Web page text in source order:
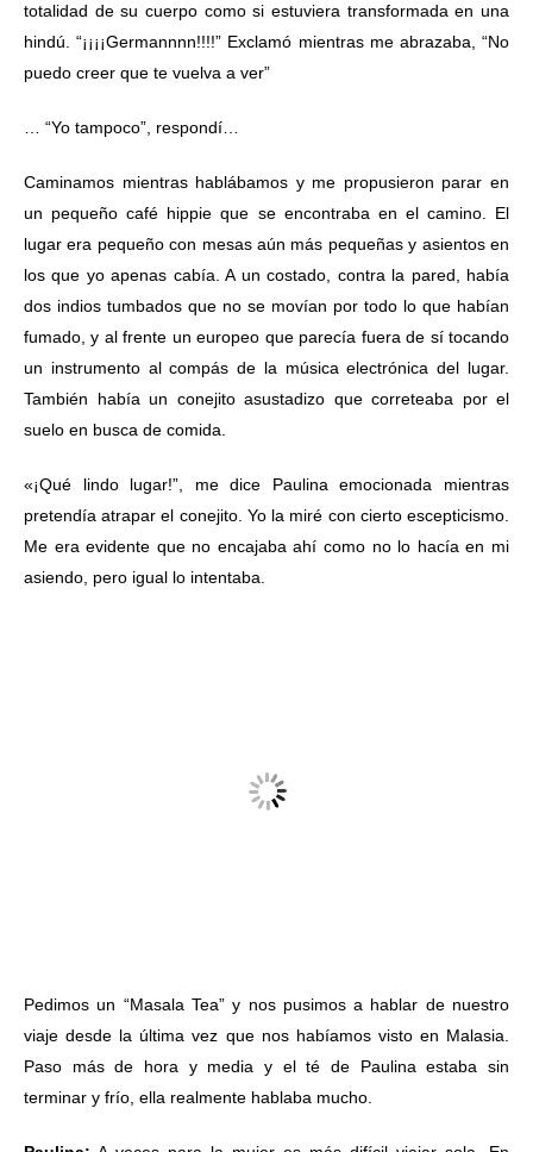
totalidad de su cuerpo como si estuviera transformada en una
hindú. “¡¡¡¡Germannnn!!!!” Exclamó mientras me abrazaba, “No
puedo creer que te vuelva a ver”
… “Yo tampoco”, respondí…
Caminamos mientras hablábamos y me propusieron parar en
un pequeño café hippie que se encontraba en el camino. El
lugar era pequeño con mesas aún más pequeñas y asientos en
los que yo apenas cabía. A un costado, contra la pared, había
dos indios tumbados que no se movían por todo lo que habían
fumado, y al frente un europeo que parecía fuera de sí tocando
un instrumento al compás de la música electrónica del lugar.
También había un conejito asustadizo que correteaba por el
suelo en busca de comida.
«¡Qué lindo lugar!”, me dice Paulina emocionada mientras
pretendía atrapar el conejito. Yo la miré con cierto escepticismo.
Me era evidente que no encajaba ahí como no lo hacía en mi
asiendo, pero igual lo intentaba.
Pedimos un “Masala Tea” y nos pusimos a hablar de nuestro
viaje desde la última vez que nos habíamos visto en Malasia.
Paso más de hora y media y el té de Paulina estaba sin
terminar y frío, ella realmente hablaba mucho.